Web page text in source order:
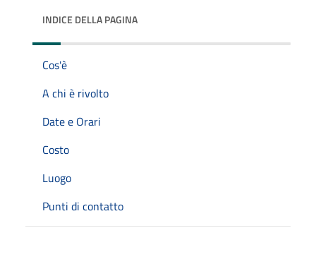
INDICE DELLA PAGINA
Cos'è
A chi è rivolto
Date e Orari
Costo
Luogo
Punti di contatto